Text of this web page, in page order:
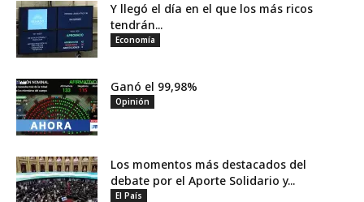
Y llegó el día en el que los más ricos
tendrán...
Economía
Ganó el 99,98%
Opinión
Los momentos más destacados del
debate por el Aporte Solidario y...
El País